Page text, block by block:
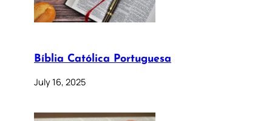
Bíblia Católica Portuguesa
July 16, 2025